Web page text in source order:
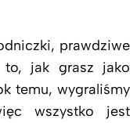
prawdziwe
to, jak grasz jako
temu, wygraliśmy
wszystko jest